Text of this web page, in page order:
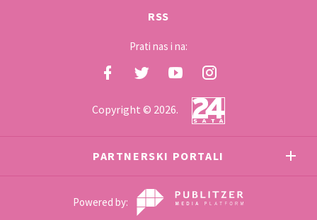
RSS
Prati nas i na:
Copyright © 2026.
PARTNERSKI PORTALI
Powered by: